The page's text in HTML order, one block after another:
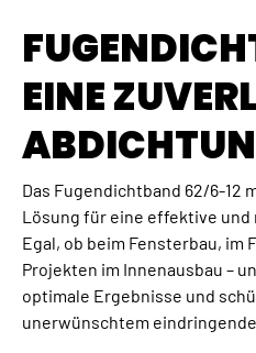
EINE
Das Fugendichtband 62/6-12
Lösung für eine effektive und
Egal, ob beim Fensterbau, im
Projekten im Innenausbau –
optimale Ergebnisse und
unerwünschtem